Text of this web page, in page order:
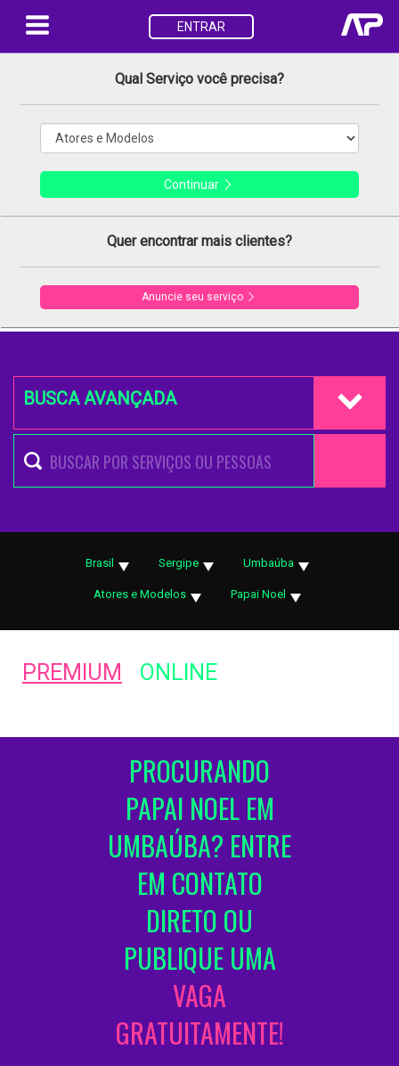
ENTRAR
Qual Serviço você precisa?
Continuar
Quer encontrar mais clientes?
Anuncie seu serviço
BUSCA AVANÇADA
Brasil Sergipe Umbaúba
Atores e Modelos Papai Noel
PREMIUM ONLINE
PROCURANDO
PAPAI NOEL EM
UMBAÚBA? ENTRE
EM CONTATO
DIRETO OU
PUBLIQUE UMA
VAGA
GRATUITAMENTE!